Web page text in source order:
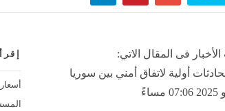
فى المقال الاتي:
أولية لاتفاق أمني بين سوريا